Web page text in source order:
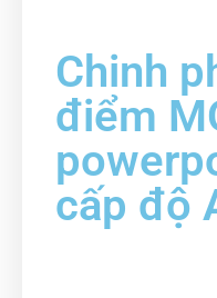
Chinh
điểm
cấp độ